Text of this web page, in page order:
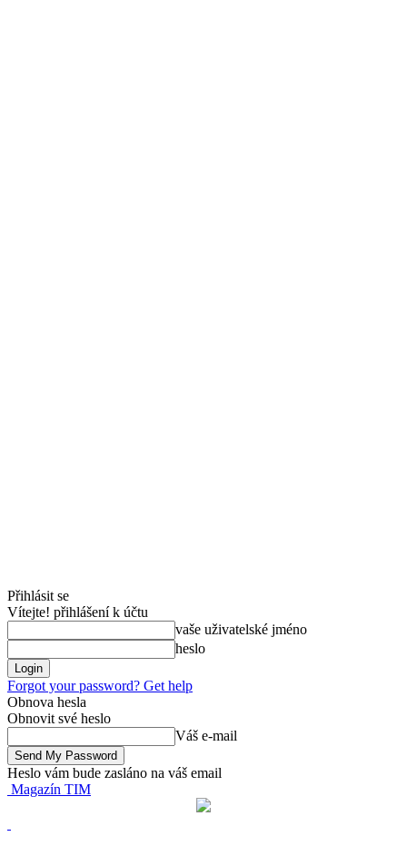
Přihlásit se
Vítejte! přihlášení k účtu
vaše uživatelské jméno
heslo
Forgot your password? Get help
Obnova hesla
Obnovit své heslo
Váš e-mail
Heslo vám bude zasláno na váš email
Magazín TIM